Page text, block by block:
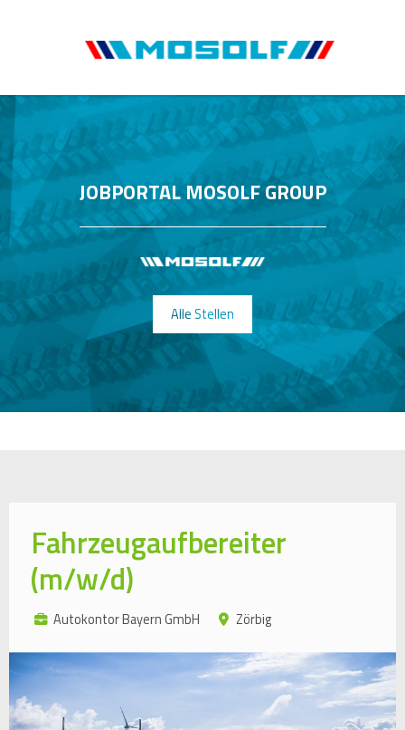
JOBPORTAL MOSOLF GROUP
Alle Stellen
Fahrzeugaufbereiter
(m/w/d)
Autokontor Bayern GmbH Zörbig